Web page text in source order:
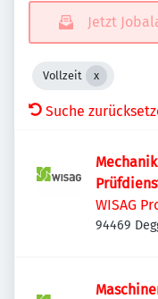
Jetzt
Vollzeit
Suche
WISAG
94469